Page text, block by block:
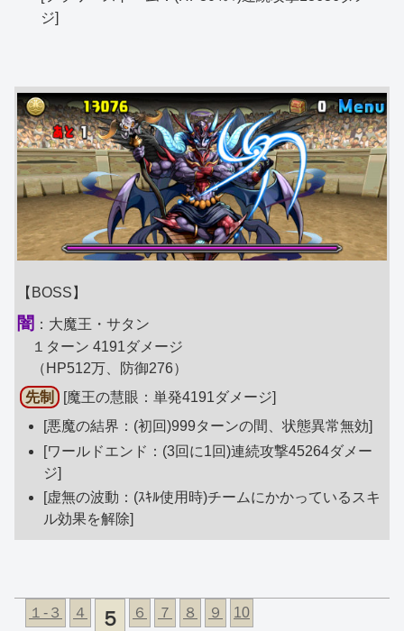
ジ]
【BOSS】
闇 ：大魔王・サタン
１ターン 4191ダメージ
（HP512万、防御276）
先制
[魔王の慧眼：単発4191ダメージ]
[悪魔の結界：(初回)999ターンの間、状態異常無効]
[ワールドエンド：(3回に1回)連続攻撃45264ダメー
ジ]
[虚無の波動：(ｽｷﾙ使用時)チームにかかっているスキ
ル効果を解除]
１-３ ４ ５ ６ ７ ８ ９ 10